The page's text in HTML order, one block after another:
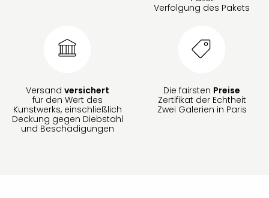
Verfolgung des Pakets
Versand versichert
für den Wert des
Kunstwerks, einschließlich
Deckung gegen Diebstahl
und Beschädigungen
Die fairsten Preise
Zertifikat der Echtheit
Zwei Galerien in Paris